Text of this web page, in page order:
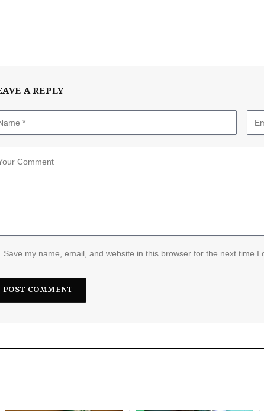
A REPLY
Save my name, email, and website in this browser for the next time I